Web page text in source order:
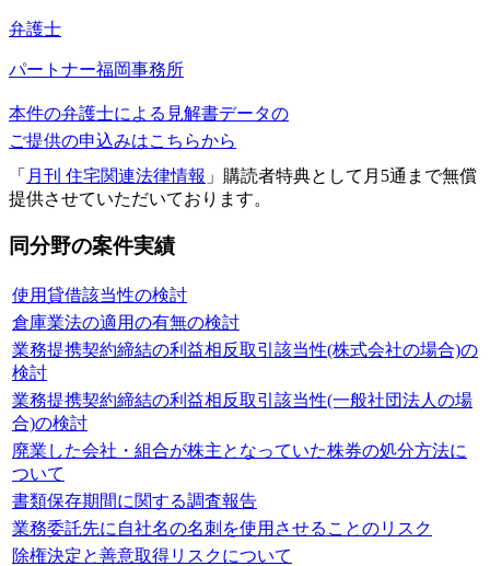
弁護士
パートナー福岡事務所
本件の弁護士による見解書データの
ご提供の申込みはこちらから
「 月刊 住宅関連法律情報 」購読者特典として月5通まで無償
提供させていただいております。
同分野の案件実績
使用貸借該当性の検討
倉庫業法の適用の有無の検討
業務提携契約締結の利益相反取引該当性(株式会社の場合)の
検討
業務提携契約締結の利益相反取引該当性(一般社団法人の場
合)の検討
廃業した会社・組合が株主となっていた株券の処分方法に
ついて
書類保存期間に関する調査報告
業務委託先に自社名の名刺を使用させることのリスク
除権決定と善意取得リスクについて